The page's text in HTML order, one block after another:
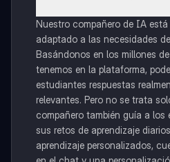
Nuestro compañero de IA
adaptado a las necesidades
Basándonos en los millones
tenemos en la plataforma,
estudiantes respuestas
relevantes. Pero no se trata
compañero también guía a
sus retos de aprendizaje
aprendizaje personalizados,